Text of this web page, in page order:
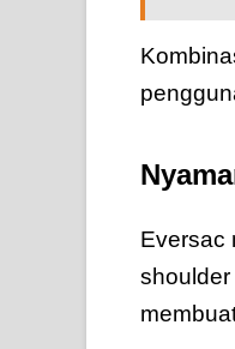
Eversac